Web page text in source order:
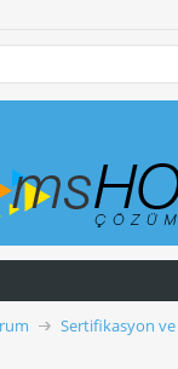
Sertifikasyon